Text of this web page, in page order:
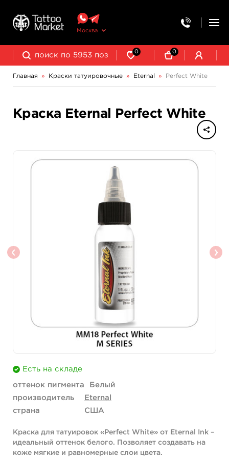
Москва
0 0
Главная » Краски татуировочные » Eternal » Perfect White
Краска Eternal Perfect White
Есть на складе
оттенок пигмента
Белый
производитель
Eternal
страна
США
Краска для татуировок «Perfect White» от Eternal Ink –
идеальный оттенок белого. Позволяет создавать на
коже мягкие и равномерные слои цвета.